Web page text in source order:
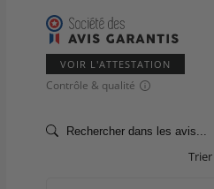
VOIR L'ATTESTATION
Contrôle & qualité